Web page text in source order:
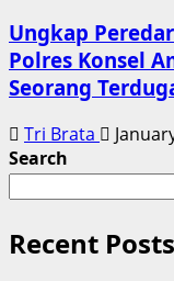
Ungkap
Polres Konsel
Seorang
Tri Brata
Search
Recent Posts